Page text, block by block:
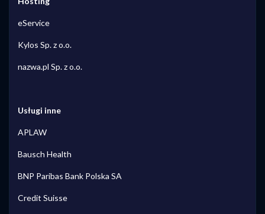
eService
Kylos Sp. z o.o.
nazwa.pl Sp. z o.o.
Usługi inne
APLAW
Bausch Health
BNP Paribas Bank Polska SA
Credit Suisse